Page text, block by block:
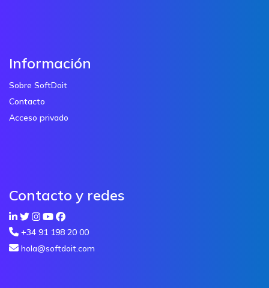
Información
Sobre SoftDoit
Contacto
Acceso privado
Contacto y redes
+34 91 198 20 00
hola@softdoit.com